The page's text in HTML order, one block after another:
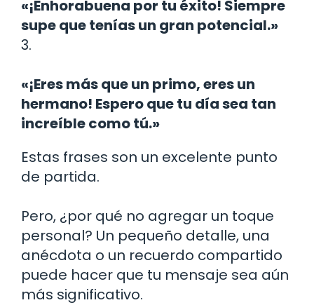
«¡Enhorabuena por tu éxito! Siempre
supe que tenías un gran potencial.»
3.
«¡Eres más que un primo, eres un
hermano! Espero que tu día sea tan
increíble como tú.»
Estas frases son un excelente punto
de partida.
Pero, ¿por qué no agregar un toque
personal? Un pequeño detalle, una
anécdota o un recuerdo compartido
puede hacer que tu mensaje sea aún
más significativo.